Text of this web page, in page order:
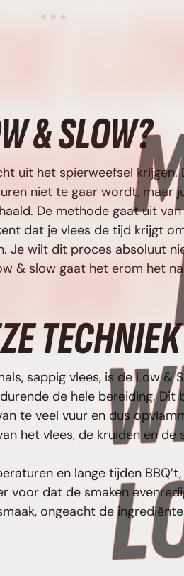
& SLOW?
uit het spierweefsel
niet te gaar wordt, maar
De methode gaat uit
dat je vlees de tijd krijgt
Je wilt dit proces absoluut
& slow gaat het erom het
TECHNIEK
sappig vlees, is de Low &
de hele bereiding. Dit
te veel vuur en dus
het vlees, de kruiden en de
en lange tijden
voor dat de smaken
ongeacht de